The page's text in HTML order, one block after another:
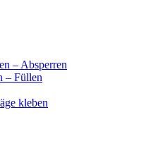
– Absperren
– Füllen
kleben